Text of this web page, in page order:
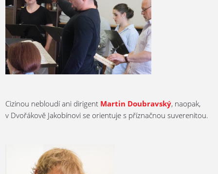
Cizinou nebloudí ani dirigent Martin Doubravský, naopak,
v Dvořákově Jakobínovi se orientuje s příznačnou suverenitou.